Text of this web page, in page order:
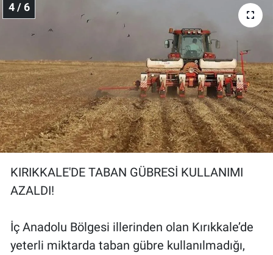
4 / 6
KIRIKKALE'DE TABAN GÜBRESİ KULLANIMI
AZALDI!
İç Anadolu Bölgesi illerinden olan Kırıkkale’de
yeterli miktarda taban gübre kullanılmadığı,